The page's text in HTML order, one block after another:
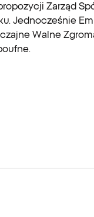
Zarząd
Jednocześnie
Walne